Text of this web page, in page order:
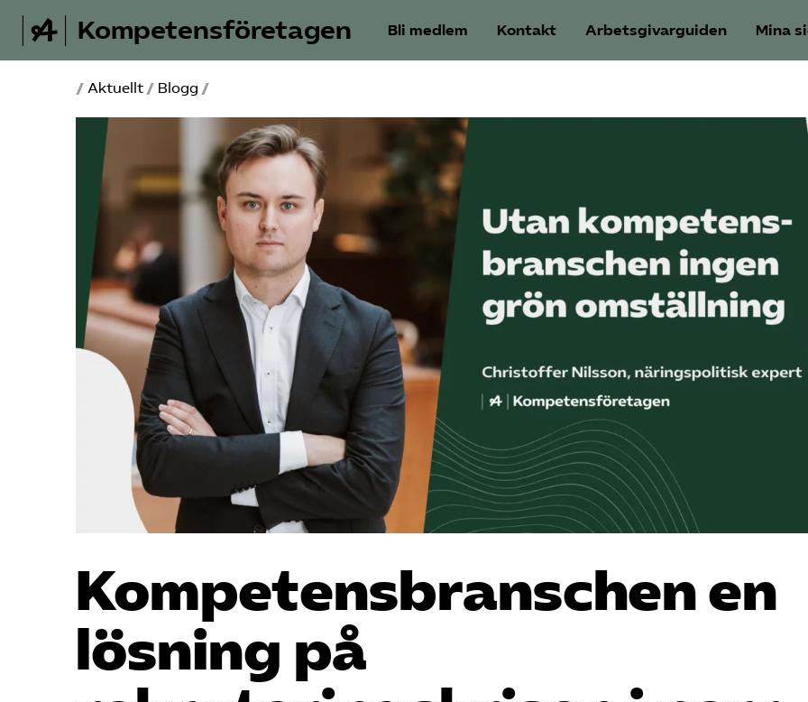
Kompetensföretagen Bli medlem Kontakt Arbetsgivarguiden Mina
/ Aktuellt / Blogg /
Kompetens­branschen en
lösning på